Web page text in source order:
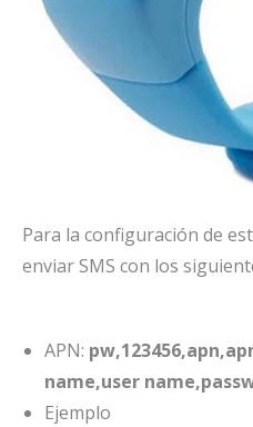
Para la configuración de
enviar SMS con los
APN:
name,user
Ejemplo